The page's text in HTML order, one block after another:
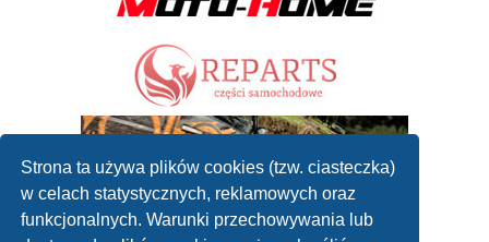
Strona ta używa plików cookies (tzw. ciasteczka)
w celach statystycznych, reklamowych oraz
funkcjonalnych. Warunki przechowywania lub